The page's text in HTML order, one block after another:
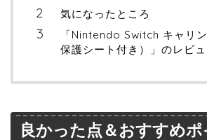
気になったところ
「Nintendo Switch キャリ
保護シート付き）」のレビ
良かった点＆おすすめポ